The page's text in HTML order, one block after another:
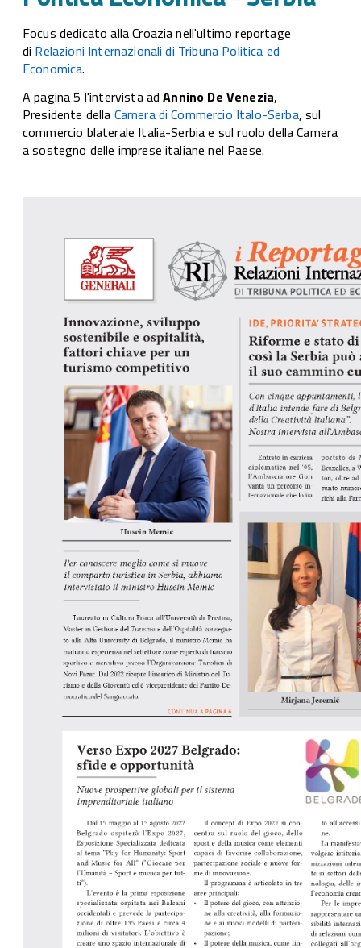
Focus dedicato alla Croazia nell'ultimo reportage
di Relazioni Internazionali di Tribuna Politica ed
Economica.
A pagina 5 l'intervista adAnnino De Venezia,
Presidente della Camera di Commercio Italo-Serba, sul
commercio blaterale Italia-Serbia e sul ruolo della Camera
a sostegno delle imprese italiane nel Paese.